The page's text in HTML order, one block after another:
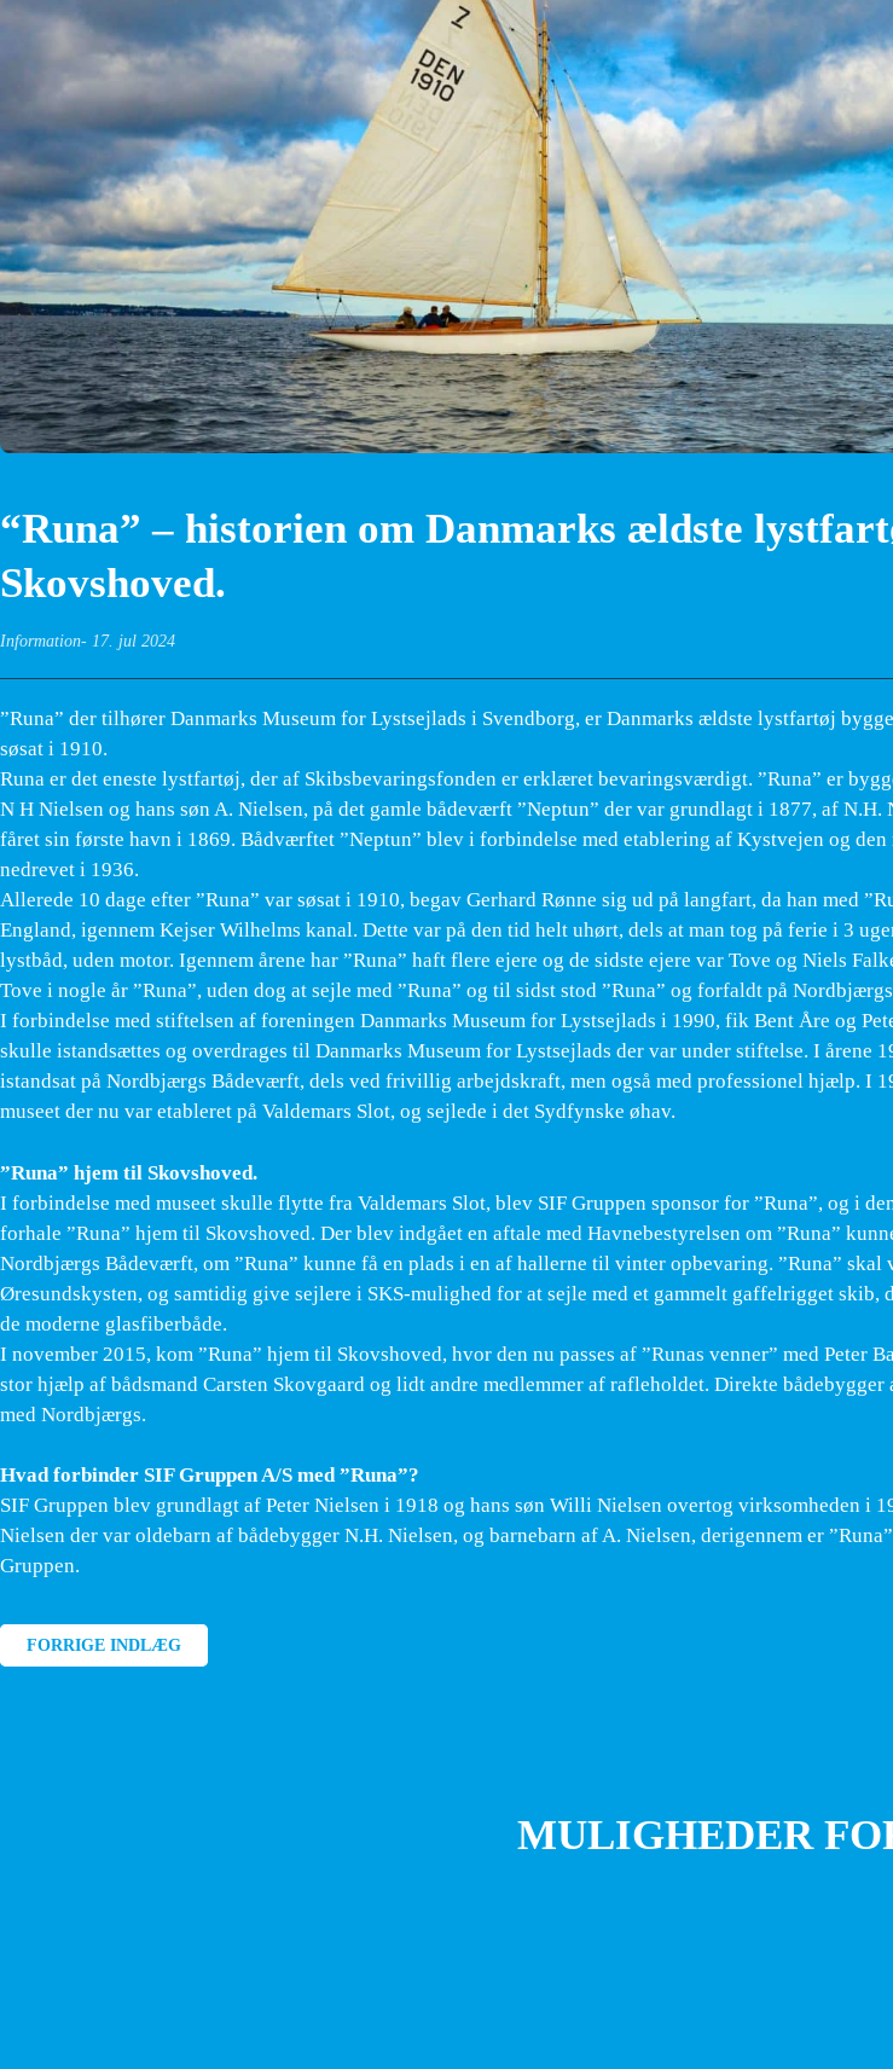
“Runa” – historien om Danmarks ældste
Skovshoved.
Information 17. jul 2024
”Runa” der tilhører Danmarks Museum for Lystsejlads i Svendborg, er Danmarks ældste lystfartøj
søsat i 1910.
Runa er det eneste lystfartøj, der af Skibsbevaringsfonden er erklæret bevaringsværdigt. ”Runa” er
N H Nielsen og hans søn A. Nielsen, på det gamle bådeværft ”Neptun” der var grundlagt i 1877, af N.H.
fåret sin første havn i 1869. Bådværftet ”Neptun” blev i forbindelse med etablering af Kystvejen og den
nedrevet i 1936.
Allerede 10 dage efter ”Runa” var søsat i 1910, begav Gerhard Rønne sig ud på langfart, da han med
England, igennem Kejser Wilhelms kanal. Dette var på den tid helt uhørt, dels at man tog på ferie i 3
lystbåd, uden motor. Igennem årene har ”Runa” haft flere ejere og de sidste ejere var Tove og Niels
Tove i nogle år ”Runa”, uden dog at sejle med ”Runa” og til sidst stod ”Runa” og forfaldt på
I forbindelse med stiftelsen af foreningen Danmarks Museum for Lystsejlads i 1990, fik Bent Åre og
skulle istandsættes og overdrages til Danmarks Museum for Lystsejlads der var under stiftelse. I årene
istandsat på Nordbjærgs Bådeværft, dels ved frivillig arbejdskraft, men også med professionel hjælp. I
museet der nu var etableret på Valdemars Slot, og sejlede i det Sydfynske øhav.
”Runa” hjem til Skovshoved.
I forbindelse med museet skulle flytte fra Valdemars Slot, blev SIF Gruppen sponsor for ”Runa”, og i
forhale ”Runa” hjem til Skovshoved. Der blev indgået en aftale med Havnebestyrelsen om ”Runa”
Nordbjærgs Bådeværft, om ”Runa” kunne få en plads i en af hallerne til vinter opbevaring. ”Runa” skal
Øresundskysten, og samtidig give sejlere i SKS-mulighed for at sejle med et gammelt gaffelrigget skib,
de moderne glasfiberbåde.
I november 2015, kom ”Runa” hjem til Skovshoved, hvor den nu passes af ”Runas venner” med Peter
stor hjælp af bådsmand Carsten Skovgaard og lidt andre medlemmer af rafleholdet. Direkte bådebygger
med Nordbjærgs.
Hvad forbinder SIF Gruppen A/S med ”Runa”?
SIF Gruppen blev grundlagt af Peter Nielsen i 1918 og hans søn Willi Nielsen overtog virksomheden i
Nielsen der var oldebarn af bådebygger N.H. Nielsen, og barnebarn af A. Nielsen, derigennem er
Gruppen.
Indlægsnavigation
FORRIGE INDLÆG
MULIGHEDER